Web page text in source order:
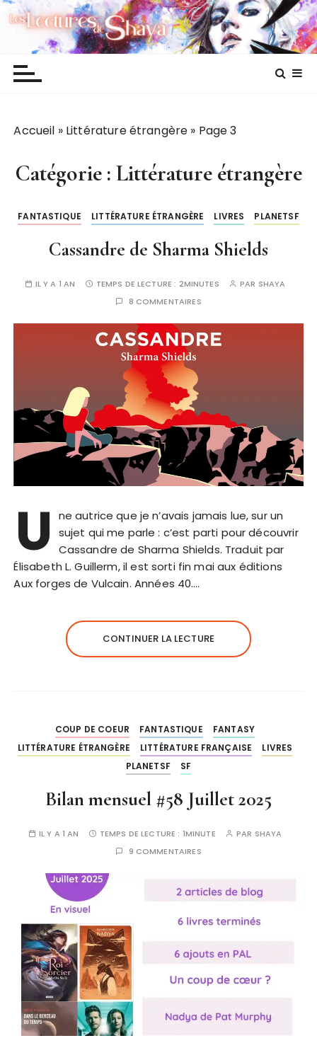
P
Les lectures de Shaya
Accueil » Littérature étrangère » Page 3
Catégorie : Littérature étrangère
FANTASTIQUE LITTÉRATURE ÉTRANGÈRE LIVRES PLANETSF
Cassandre de Sharma Shields
IL Y A 1 AN TEMPS DE LECTURE : 2MINUTES PAR SHAYA
8 COMMENTAIRES
U
ne autrice que je n’avais jamais lue, sur un
sujet qui me parle : c’est parti pour découvrir
Cassandre de Sharma Shields. Traduit par
Élisabeth L. Guillerm, il est sorti fin mai aux éditions
Aux forges de Vulcain. Années 40….
CONTINUER LA LECTURE
COUP DE COEUR FANTASTIQUE
FANTASY
LITTÉRATURE ÉTRANGÈRE
LITTÉRATURE FRANÇAISE
LIVRES
PLANETSF
SF
Bilan mensuel #58 Juillet 2025
IL Y A 1 AN TEMPS DE LECTURE : 1MINUTE PAR SHAYA
9 COMMENTAIRES